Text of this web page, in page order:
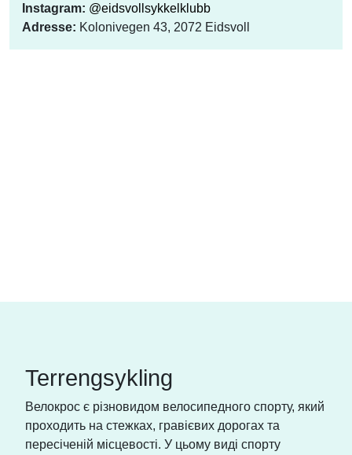
Instagram: @eidsvollsykkelklubb
Adresse: Kolonivegen 43, 2072 Eidsvoll
Terrengsykling
Велокрос є різновидом велосипедного спорту, який
проходить на стежках, гравієвих дорогах та
пересіченій місцевості. У цьому виді спорту